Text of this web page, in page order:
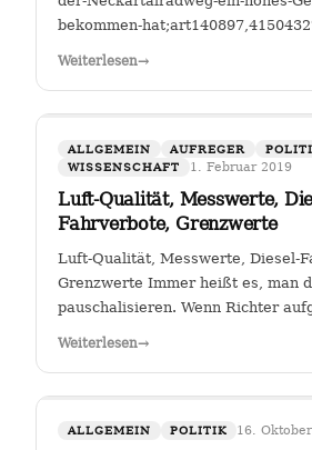
bekommen-
Weiterlesen→
ALLGEMEIN AUFREGER
WISSENSCHAFT
1. Februar 2019
Luft-Qualität, Messwerte,
Fahrverbote, Grenzwerte
Luft-Qualität, Messwerte, Diesel-
Grenzwerte Immer heißt es, man
pauschalisieren. Wenn Richter
Weiterlesen→
ALLGEMEIN POLITIK 16.